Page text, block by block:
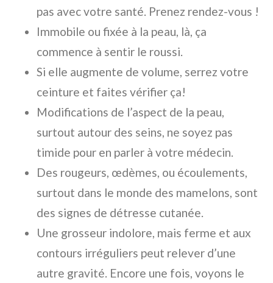
pas avec votre santé. Prenez rendez-vous !
Immobile ou fixée à la peau, là, ça
commence à sentir le roussi.
Si elle augmente de volume, serrez votre
ceinture et faites vérifier ça!
Modifications de l’aspect de la peau,
surtout autour des seins, ne soyez pas
timide pour en parler à votre médecin.
Des rougeurs, œdèmes, ou écoulements,
surtout dans le monde des mamelons, sont
des signes de détresse cutanée.
Une grosseur indolore, mais ferme et aux
contours irréguliers peut relever d’une
autre gravité. Encore une fois, voyons le